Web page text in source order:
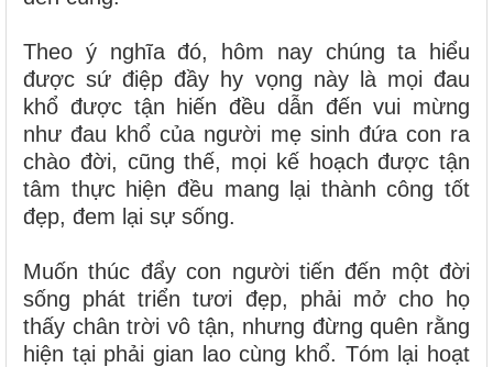
Theo ý nghĩa đó, hôm nay chúng ta hiểu
được sứ điệp đầy hy vọng này là mọi đau
khổ được tận hiến đều dẫn đến vui mừng
như đau khổ của người mẹ sinh đứa con ra
chào đời, cũng thế, mọi kế hoạch được tận
tâm thực hiện đều mang lại thành công tốt
đẹp, đem lại sự sống.
Muốn thúc đẩy con người tiến đến một đời
sống phát triển tươi đẹp, phải mở cho họ
thấy chân trời vô tận, nhưng đừng quên rằng
hiện tại phải gian lao cùng khổ. Tóm lại hoạt